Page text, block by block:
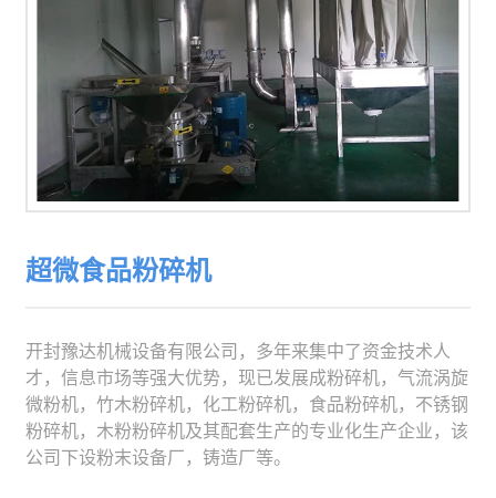
超微食品粉碎机
开封豫达机械设备有限公司，多年来集中了资金技术人
才，信息市场等强大优势，现已发展成粉碎机，气流涡旋
微粉机，竹木粉碎机，化工粉碎机，食品粉碎机，不锈钢
粉碎机，木粉粉碎机及其配套生产的专业化生产企业，该
公司下设粉末设备厂，铸造厂等。